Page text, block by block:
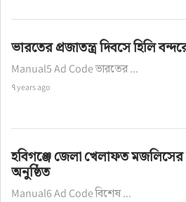
ভারতের প্রজাতন্ত্র দিবসে হিলি
Manual5 Ad Code ভারতের ...
৭ years ago
হবিগঞ্জে জেলা খেলাফত মজলিসের
অনুষ্ঠিত
Manual6 Ad Code বিশেষ ...